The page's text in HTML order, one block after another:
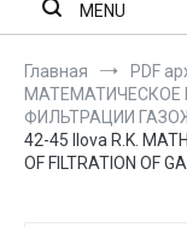
MENU
Главная
PDF
ФИЛЬТРАЦИИ
42-45 Ilova R.K.
OF FILTRATION OF